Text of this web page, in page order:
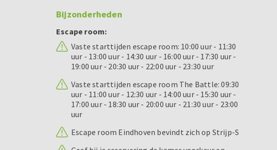
Bijzonderheden
Escape room:
Vaste starttijden escape room: 10:00 uur - 11:30
uur - 13:00 uur - 14:30 uur - 16:00 uur - 17:30 uur -
19:00 uur - 20:30 uur - 22:00 uur - 23:30 uur
Vaste starttijden escape room The Battle: 09:30
uur - 11:00 uur - 12:30 uur - 14:00 uur - 15:30 uur -
17:00 uur - 18:30 uur - 20:00 uur - 21:30 uur - 23:00
uur
Escape room Eindhoven bevindt zich op Strijp-S